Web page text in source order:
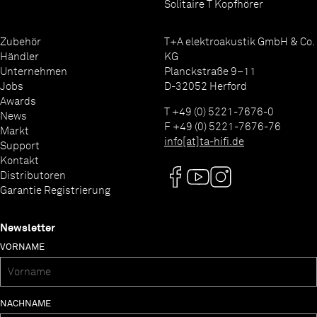
Solitaire T Kopfhörer
Zubehör
Händler
Unternehmen
Jobs
Awards
News
Markt
Support
Kontakt
Distributoren
Garantie Registrierung
T+A elektroakustik GmbH & Co.
KG
Planckstraße 9–11
D-32052 Herford
T +49 (0) 5221-7676-0
F +49 (0) 5221-7676-76
info[at]ta-hifi.de
Newsletter
VORNAME
NACHNAME